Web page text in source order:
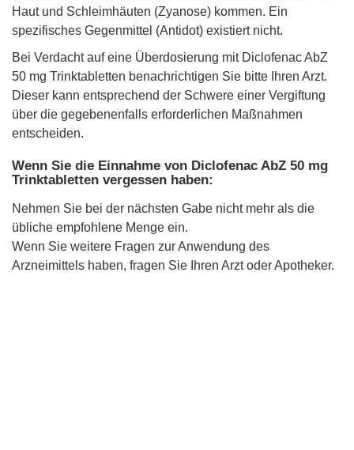
Haut und Schleimhäuten (Zyanose) kommen. Ein
spezifisches Gegenmittel (Antidot) existiert nicht.
Bei Verdacht auf eine Überdosierung mit Diclofenac AbZ
50 mg Trinktabletten benachrichtigen Sie bitte Ihren Arzt.
Dieser kann entsprechend der Schwere einer Vergiftung
über die gegebenenfalls erforderlichen Maßnahmen
entscheiden.
Wenn Sie die Einnahme von Diclofenac AbZ 50 mg
Trinktabletten vergessen haben:
Nehmen Sie bei der nächsten Gabe nicht mehr als die
übliche empfohlene Menge ein.
Wenn Sie weitere Fragen zur Anwendung des
Arzneimittels haben, fragen Sie Ihren Arzt oder Apotheker.